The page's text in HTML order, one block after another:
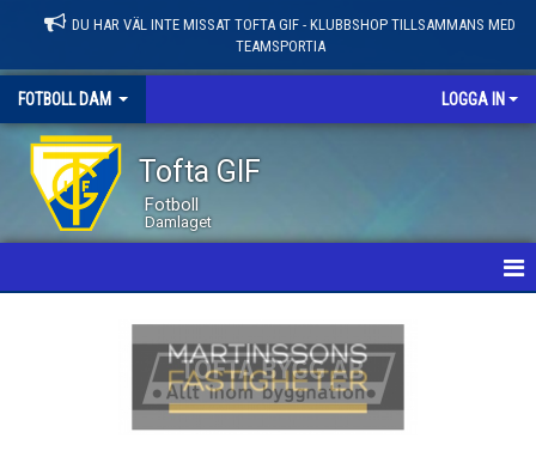
DU HAR VÄL INTE MISSAT TOFTA GIF - KLUBBSHOP TILLSAMMANS MED
TEAMSPORTIA
FOTBOLL DAM LOGGA IN
Tofta GIF
Fotboll
Damlaget